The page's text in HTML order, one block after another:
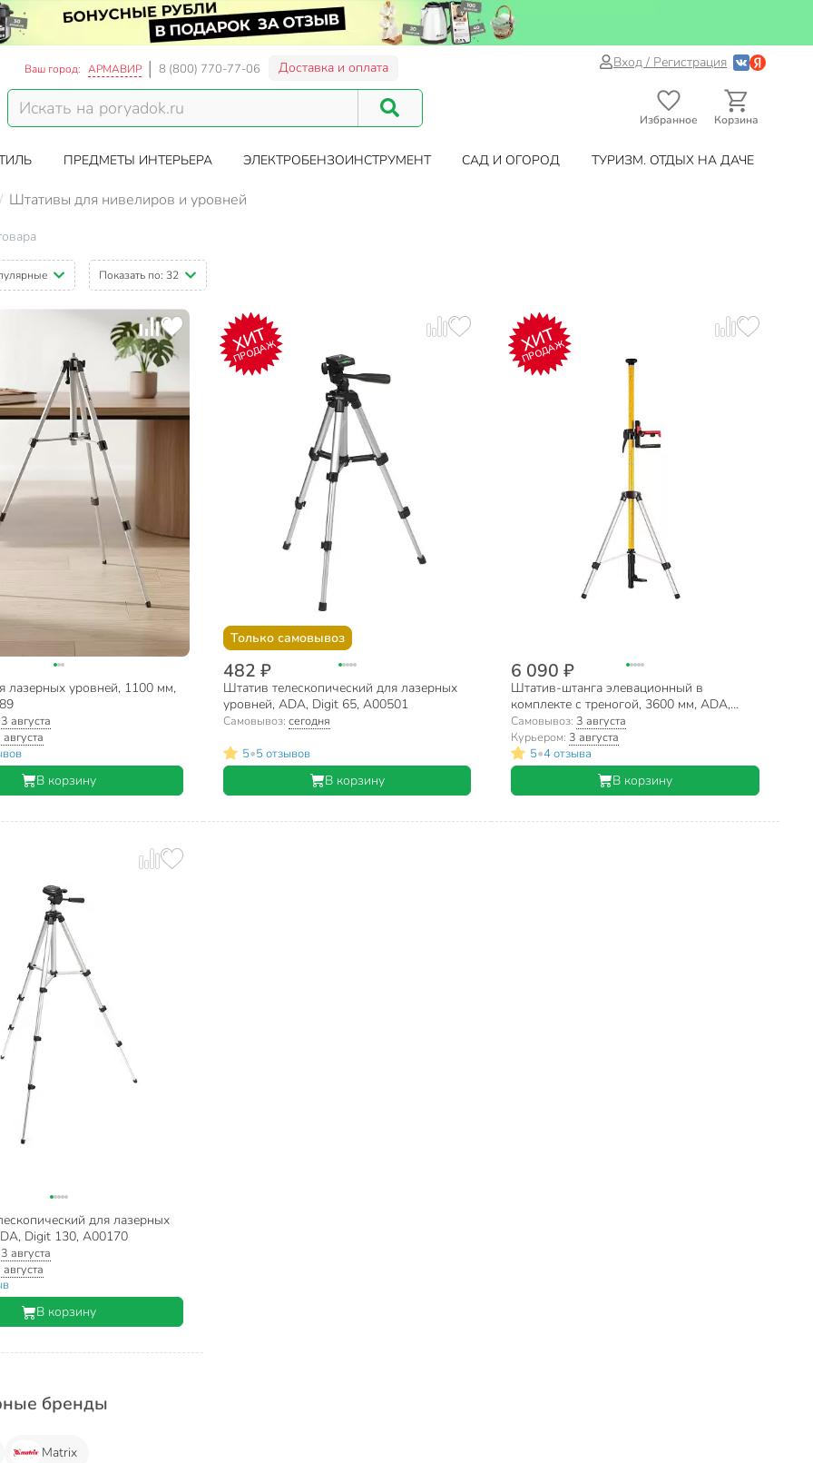
Ваш город: АРМАВИР 8 (800) 770-77-06 Доставка и оплата Вход / Регистрация
Избранное Корзина
ПРЕДМЕТЫ ИНТЕРЬЕРА ЭЛЕКТРОБЕНЗОИНСТРУМЕНТ САД И ОГОРОД ТУРИЗМ. ОТДЫХ НА ДАЧЕ
Штативы для нивелиров и уровней
Показать по: 32
лазерных уровней, 1100 мм,
3 августа
августа
В корзину
ХИТ
ПРОДАЖ
Только самовывоз
482 ₽
Штатив телескопический для лазерных
уровней, ADA, Digit 65, А00501
Самовывоз: сегодня
5•5 отзывов
В корзину
ХИТ
ПРОДАЖ
6 090 ₽
Штатив-штанга элевационный в
комплекте с треногой, 3600 мм, ADA,
Silver Plus, А00556
Самовывоз: 3 августа
Курьером: 3 августа
5•4 отзыва
В корзину
для лазерных
Digit 130, А00170
3 августа
августа
В корзину
бренды
Matrix